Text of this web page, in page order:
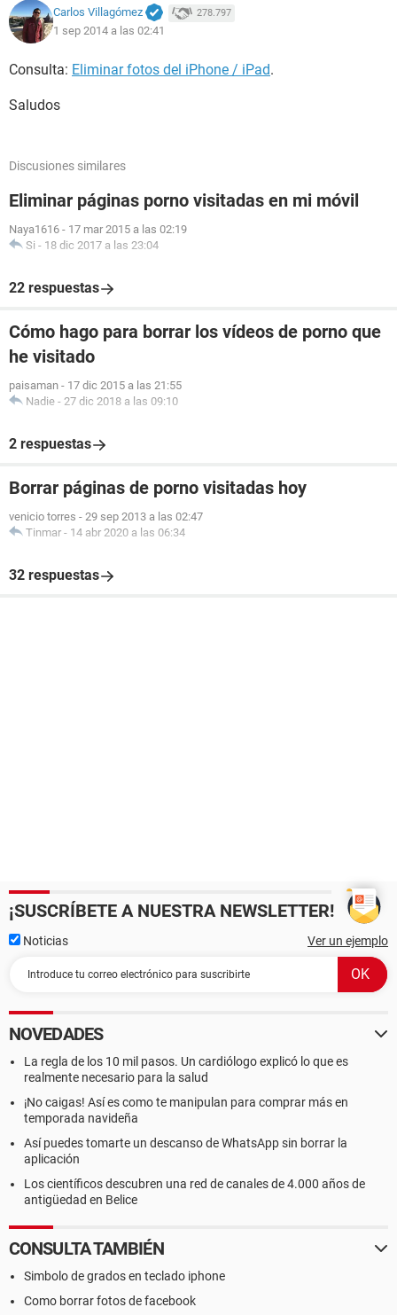
Carlos Villagómez 278.797
1 sep 2014 a las 02:41
Consulta: Eliminar fotos del iPhone / iPad.
Saludos
Discusiones similares
Eliminar páginas porno visitadas en mi móvil
Naya1616 - 17 mar 2015 a las 02:19
Si - 18 dic 2017 a las 23:04
22 respuestas
Cómo hago para borrar los vídeos de porno que
he visitado
paisaman - 17 dic 2015 a las 21:55
Nadie - 27 dic 2018 a las 09:10
2 respuestas
Borrar páginas de porno visitadas hoy
venicio torres - 29 sep 2013 a las 02:47
Tinmar - 14 abr 2020 a las 06:34
32 respuestas
¡SUSCRÍBETE A NUESTRA NEWSLETTER!
Noticias Ver un ejemplo
NOVEDADES
La regla de los 10 mil pasos. Un cardiólogo explicó lo que es
realmente necesario para la salud
¡No caigas! Así es como te manipulan para comprar más en
temporada navideña
Así puedes tomarte un descanso de WhatsApp sin borrar la
aplicación
Los científicos descubren una red de canales de 4.000 años de
antigüedad en Belice
CONSULTA TAMBIÉN
Simbolo de grados en teclado iphone
Como borrar fotos de facebook